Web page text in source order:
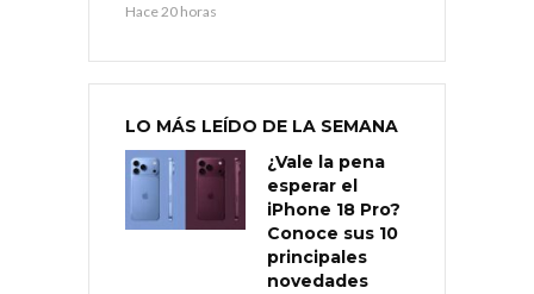
Hace 20 horas
LO MÁS LEÍDO DE LA SEMANA
¿Vale la pena
esperar el
iPhone 18 Pro?
Conoce sus 10
principales
novedades